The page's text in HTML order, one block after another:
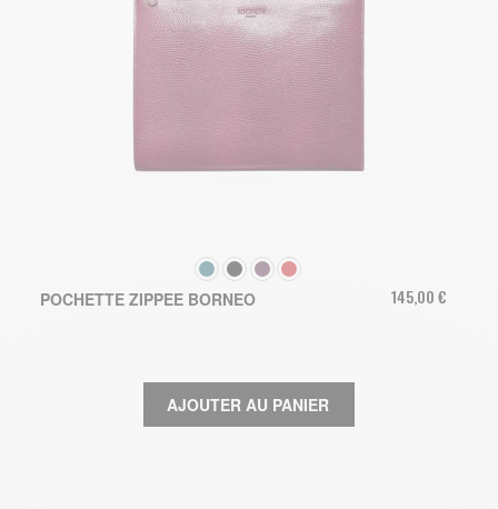
COULEUR
POCHETTE ZIPPEE BORNEO 145,00 €
AJOUTER AU PANIER